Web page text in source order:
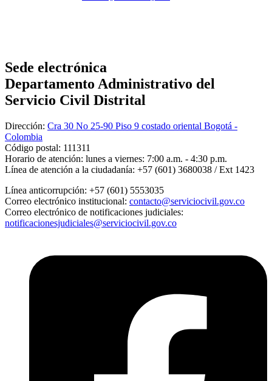
Sede electrónica
Departamento Administrativo del
Servicio Civil Distrital
Dirección: Cra 30 No 25-90 Piso 9 costado oriental Bogotá -
Colombia
Código postal: 111311
Horario de atención: lunes a viernes: 7:00 a.m. - 4:30 p.m.
Línea de atención a la ciudadanía: +57 (601) 3680038 / Ext 1423
Línea anticorrupción: +57 (601) 5553035
Correo electrónico institucional: contacto@serviciocivil.gov.co
Correo electrónico de notificaciones judiciales:
notificacionesjudiciales@serviciocivil.gov.co